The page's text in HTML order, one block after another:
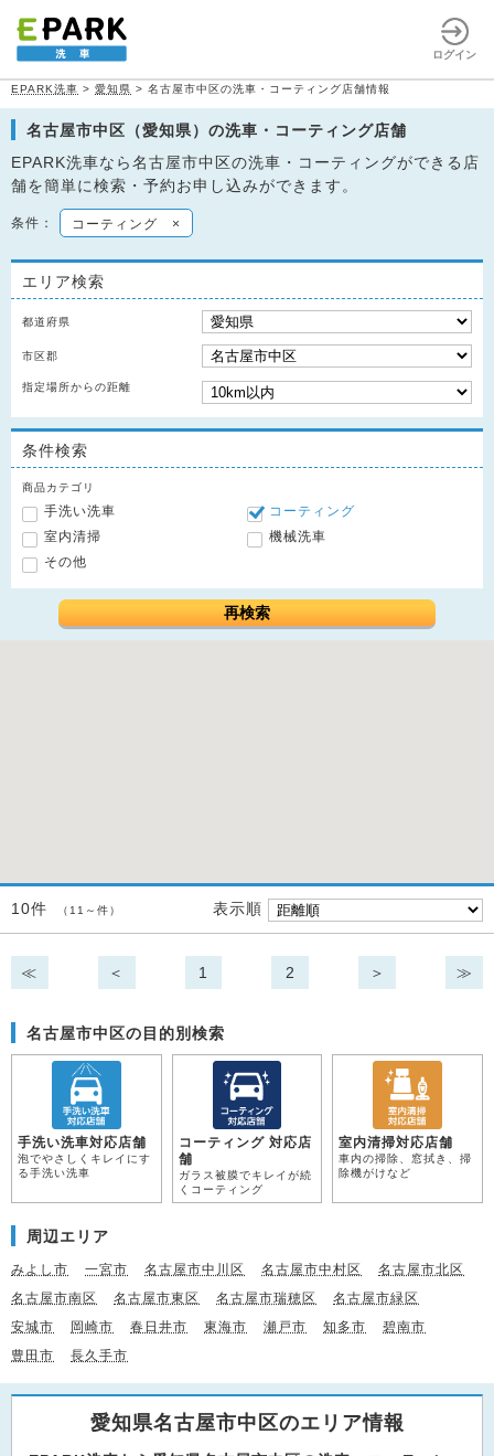
ログイン
EPARK洗車 > 愛知県 > 名古屋市中区の洗車・コーティング店舗情報
名古屋市中区（愛知県）の洗車・コーティング店舗
EPARK洗車なら名古屋市中区の洗車・コーティングができる店
舗を簡単に検索・予約お申し込みができます。
条件： コーティング ×
エリア検索
都道府県
市区郡
指定場所からの距離
条件検索
商品カテゴリ
手洗い洗車
コーティング
室内清掃
機械洗車
その他
再検索
10件 （11～件） 表示順
≪ ＜ 1 2 ＞ ≫
名古屋市中区の目的別検索
手洗い洗車対応店舗
泡でやさしくキレイにす
る手洗い洗車
コーティング 対応店
舗
ガラス被膜でキレイが続
くコーティング
室内清掃対応店舗
車内の掃除、窓拭き、掃
除機がけなど
周辺エリア
みよし市 一宮市 名古屋市中川区 名古屋市中村区
名古屋市北区
名古屋市南区
名古屋市東区 名古屋市瑞穂区
名古屋市緑区
安城市
岡崎市 春日井市 東海市 瀬戸市 知多市
碧南市
豊田市
長久手市
愛知県名古屋市中区のエリア情報